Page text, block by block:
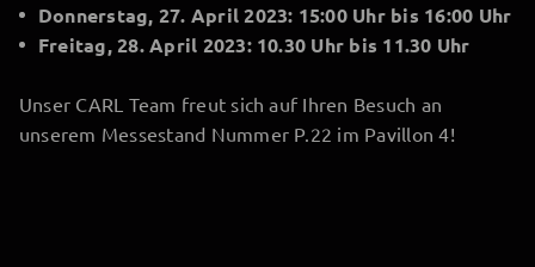
Donnerstag, 27. April 2023: 15:00 Uhr bis 16:00 Uhr
Freitag, 28. April 2023: 10.30 Uhr bis 11.30 Uhr
Unser CARL Team freut sich auf Ihren Besuch an
unserem Messestand Nummer P.22 im Pavillon 4!